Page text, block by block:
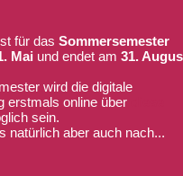
für das Sommersemester
Mai und endet am 31.
wird die digitale
erstmals online über
sein.
natürlich aber auch nach...